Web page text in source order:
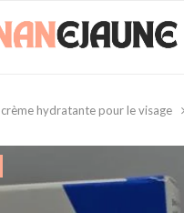
crème hydratante pour le visage